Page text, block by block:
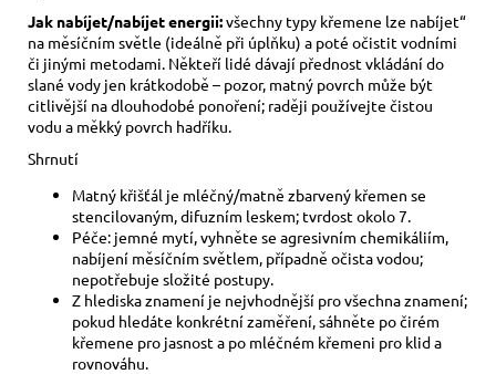
Jak nabíjet/nabíjet energii:všechny typy křemene lze nabíjet“
na měsíčním světle (ideálně při úplňku) a poté očistit vodními
či jinými metodami. Někteří lidé dávají přednost vkládání do
slané vody jen krátkodobě – pozor, matný povrch může být
citlivější na dlouhodobé ponoření; raději používejte čistou
vodu a měkký povrch hadříku.
Shrnutí
Matný křišťál je mléčný/matně zbarvený křemen se
stencilovaným, difuzním leskem; tvrdost okolo 7.
Péče: jemné mytí, vyhněte se agresivním chemikáliím,
nabíjení měsíčním světlem, případně očista vodou;
nepotřebuje složité postupy.
Z hlediska znamení je nejvhodnější pro všechna znamení;
pokud hledáte konkrétní zaměření, sáhněte po čirém
křemene pro jasnost a po mléčném křemeni pro klid a
rovnováhu.